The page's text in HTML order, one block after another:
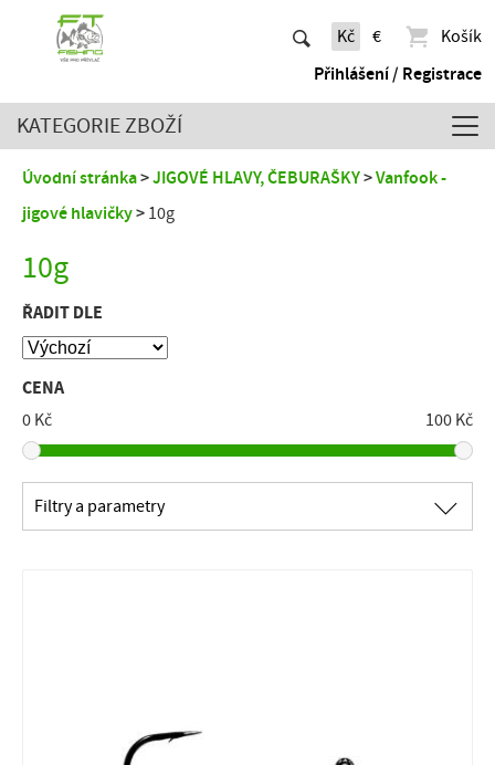
Kč €
Košík
Přihlášení / Registrace
KATEGORIE ZBOŽÍ
Úvodní stránka JIGOVÉ HLAVY, ČEBURAŠKY
Vanfook -
jigové hlavičky
10g
10g
ŘADIT DLE
CENA
0 Kč
100 Kč
Filtry a parametry ∟